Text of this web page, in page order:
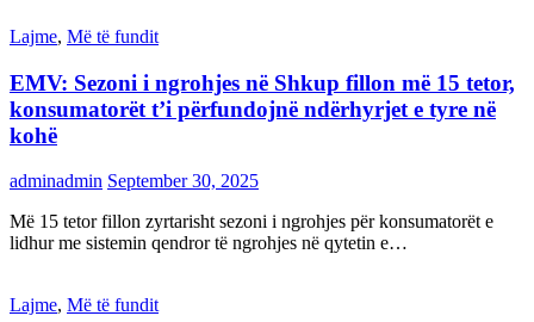
Lajme, Më të fundit
EMV: Sezoni i ngrohjes në Shkup fillon më 15 tetor,
konsumatorët t’i përfundojnë ndërhyrjet e tyre në
kohë
adminadmin September 30, 2025
Më 15 tetor fillon zyrtarisht sezoni i ngrohjes për konsumatorët e
lidhur me sistemin qendror të ngrohjes në qytetin e…
Lajme, Më të fundit